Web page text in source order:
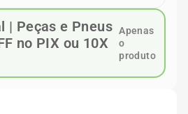
Apenas
o
produto